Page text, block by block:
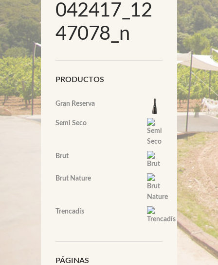
042417_12
47078_n
PRODUCTOS
Gran Reserva
Semi Seco
Brut
Brut Nature
Trencadís
PÁGINAS